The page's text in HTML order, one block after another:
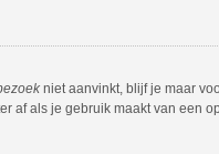
niet aanvinkt, blijf je maar
af als je gebruik maakt van een